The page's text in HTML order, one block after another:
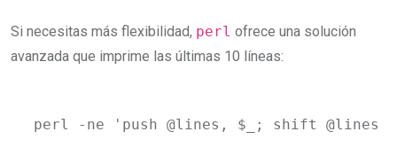
Si necesitas más flexibilidad, perl ofrece una solución
avanzada que imprime las últimas 10 líneas:
perl -ne 'push @lines, $_; shift @lines